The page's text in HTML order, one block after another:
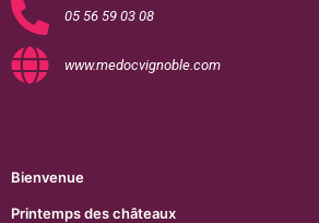
05 56 59 03 08
www.medocvignoble.com
Bienvenue
Printemps des châteaux